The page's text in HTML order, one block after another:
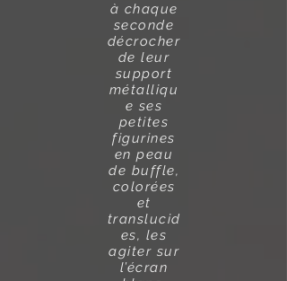
à chaque
seconde
décrocher
de leur
support
métalliqu
e ses
petites
figurines
en peau
de buffle,
colorées
et
translucid
es, les
agiter sur
l’écran